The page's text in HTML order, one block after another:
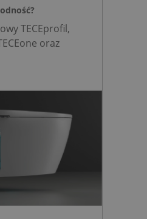
TECEprofil,
oraz
warto
nam na
WC. Zamiast
i podatnej na
o ciśnienie
szklany
gestem.